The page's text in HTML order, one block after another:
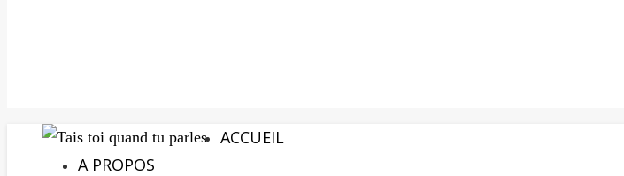
ACCUEIL
A PROPOS